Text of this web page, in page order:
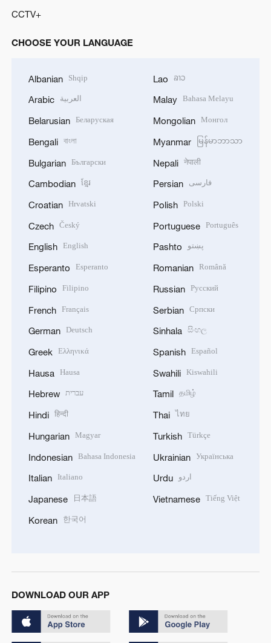
CCTV+
CHOOSE YOUR LANGUAGE
Albanian Shqip
Arabic العربية
Belarusian Беларуская
Bengali বাংলা
Bulgarian Български
Cambodian ខ្មែរ
Croatian Hrvatski
Czech Český
English English
Esperanto Esperanto
Filipino Filipino
French Français
German Deutsch
Greek Ελληνικά
Hausa Hausa
Hebrew עברית
Hindi हिन्दी
Hungarian Magyar
Indonesian Bahasa Indonesia
Italian Italiano
Japanese 日本語
Korean 한국어
Lao ລາວ
Malay Bahasa Melayu
Mongolian Монгол
Myanmar မြန်မာဘာသာ
Nepali नेपाली
Persian فارسی
Polish Polski
Portuguese Português
Pashto پښتو
Romanian Română
Russian Русский
Serbian Српски
Sinhala සිංහල
Spanish Español
Swahili Kiswahili
Tamil தமிழ்
Thai ไทย
Turkish Türkçe
Ukrainian Українська
Urdu اردو
Vietnamese Tiếng Việt
DOWNLOAD OUR APP